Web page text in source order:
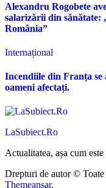
Alexandru Rogobete
salarizării din sănătate:
România”
Internațional
Incendiile din Franța se
oameni afectați.
LaSubiect.Ro
Actualitatea, așa cum este
Drepturi de autor © Toate
Themeansar.